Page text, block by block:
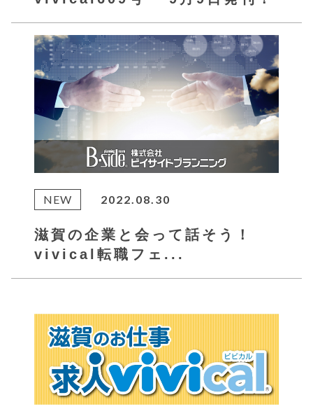
NEW 2022.08.30
滋賀の企業と会って話そう！
vivical転職フェ...